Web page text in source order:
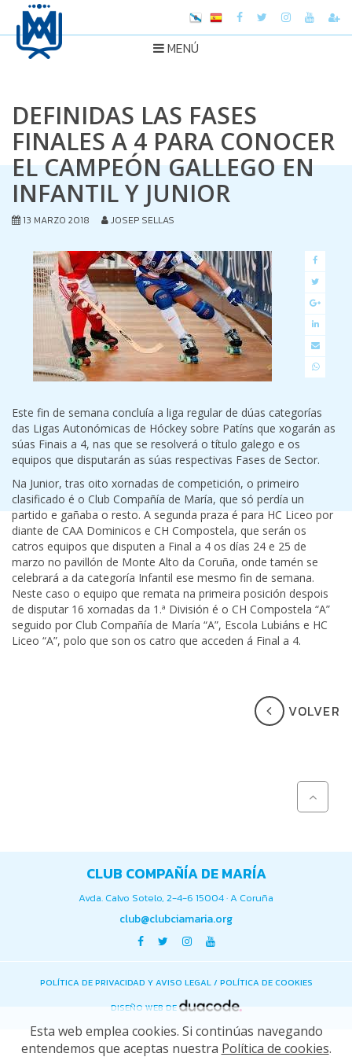
MENÚ
DEFINIDAS LAS FASES
FINALES A 4 PARA CONOCER
EL CAMPEÓN GALLEGO EN
INFANTIL Y JUNIOR
13 MARZO 2018 JOSEP SELLAS
Este fin de semana concluía a liga regular de dúas categorías
das Ligas Autonómicas de Hóckey sobre Patíns que xogarán as
súas Finais a 4, nas que se resolverá o título galego e os
equipos que disputarán as súas respectivas Fases de Sector.
Na Junior, tras oito xornadas de competición, o primeiro
clasificado é o Club Compañía de María, que só perdía un
partido e gañaba o resto. A segunda praza é para HC Liceo por
diante de CAA Dominicos e CH Compostela, que serán os
catros equipos que disputen a Final a 4 os días 24 e 25 de
marzo no pavillón de Monte Alto da Coruña, onde tamén se
celebrará a da categoría Infantil ese mesmo fin de semana.
Neste caso o equipo que remata na primeira posición despois
de disputar 16 xornadas da 1.ª División é o CH Compostela “A”
seguido por Club Compañía de María “A”, Escola Lubiáns e HC
Liceo “A”, polo que son os catro que acceden á Final a 4.
VOLVER
CLUB COMPAÑÍA DE MARÍA
Avda. Calvo Sotelo, 2-4-6 15004 · A Coruña
club@clubciamaria.org
POLÍTICA DE PRIVACIDAD Y AVISO LEGAL/ POLÍTICA DE COOKIES
DISEÑO WEB DE
Esta web emplea cookies. Si continúas navegando
entendemos que aceptas nuestra Política de cookies.